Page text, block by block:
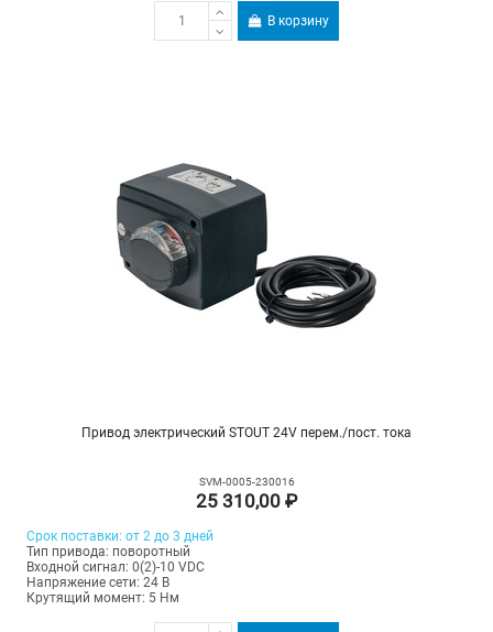
В корзину
Привод электрический STOUT 24V перем./пост. тока
SVM-0005-230016
25 310,00 ₽
Срок поставки: от 2 до 3 дней
Тип привода: поворотный
Входной сигнал: 0(2)-10 VDC
Напряжение сети: 24 В
Крутящий момент: 5 Нм